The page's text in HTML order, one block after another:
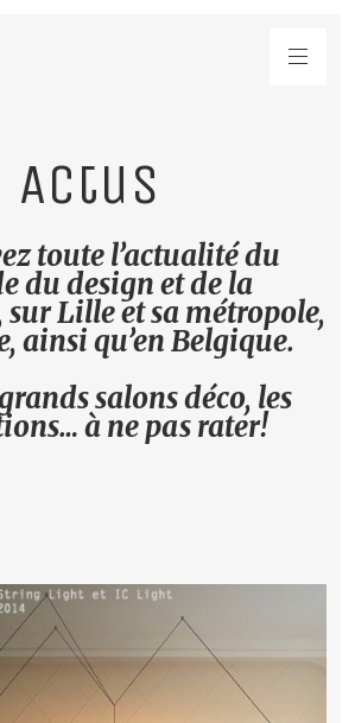
Actus
toute l’actualité du
du design et de la
Lille et sa métropole,
ainsi qu’en Belgique.
salons déco, les
à ne pas rater!